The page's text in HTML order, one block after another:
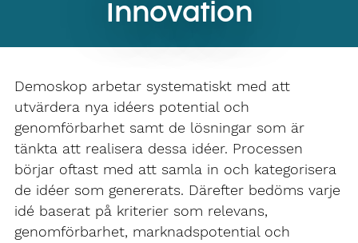
Innovation
Demoskop arbetar systematiskt med att
utvärdera nya idéers potential och
genomförbarhet samt de lösningar som är
tänkta att realisera dessa idéer. Processen
börjar oftast med att samla in och kategorisera
de idéer som genererats. Därefter bedöms varje
idé baserat på kriterier som relevans,
genomförbarhet, marknadspotential och